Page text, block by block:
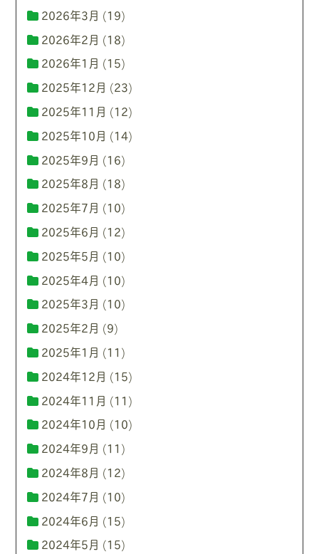
2026年3月 (19)
2026年2月 (18)
2026年1月 (15)
2025年12月 (23)
2025年11月 (12)
2025年10月 (14)
2025年9月 (16)
2025年8月 (18)
2025年7月 (10)
2025年6月 (12)
2025年5月 (10)
2025年4月 (10)
2025年3月 (10)
2025年2月 (9)
2025年1月 (11)
2024年12月 (15)
2024年11月 (11)
2024年10月 (10)
2024年9月 (11)
2024年8月 (12)
2024年7月 (10)
2024年6月 (15)
2024年5月 (15)